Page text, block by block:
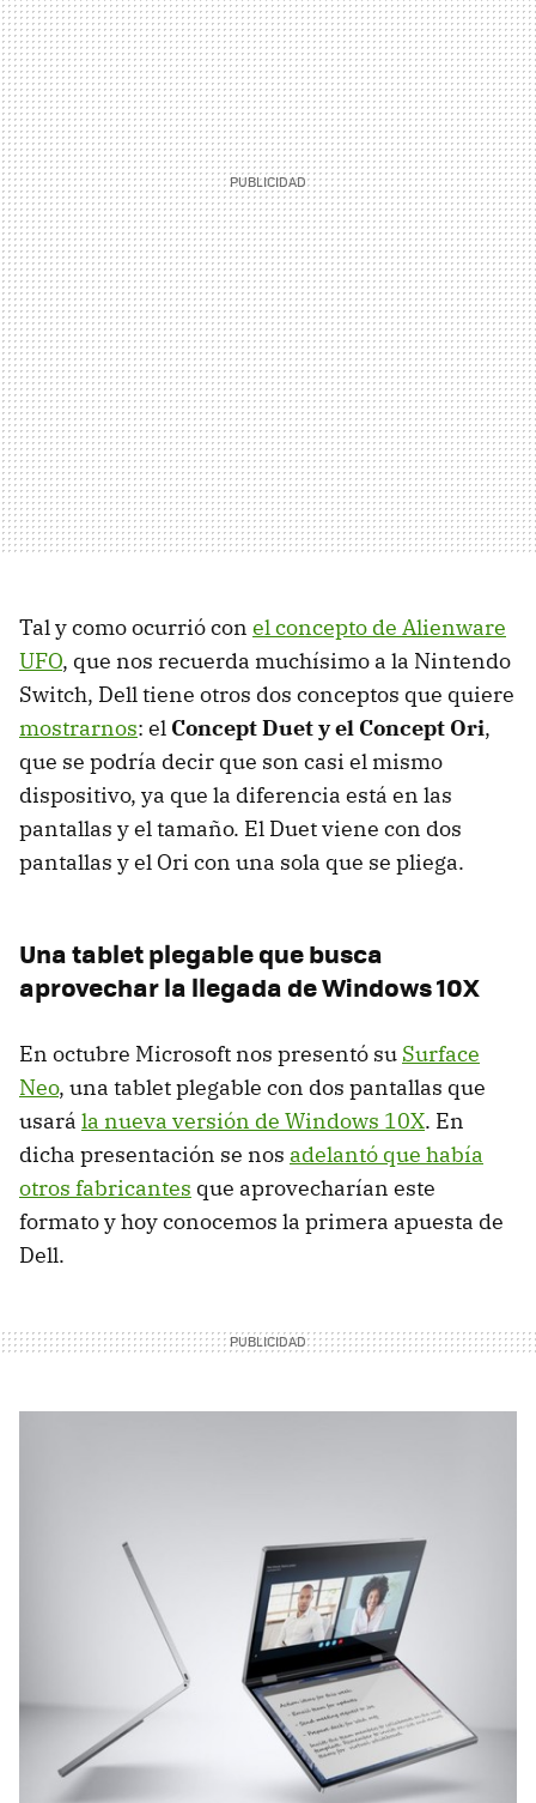
Tal y como ocurrió con el concepto de Alienware
UFO, que nos recuerda muchísimo a la Nintendo
Switch, Dell tiene otros dos conceptos que quiere
mostrarnos: el Concept Duet y el Concept Ori,
que se podría decir que son casi el mismo
dispositivo, ya que la diferencia está en las
pantallas y el tamaño. El Duet viene con dos
pantallas y el Ori con una sola que se pliega.
Una tablet plegable que busca
aprovechar la llegada de Windows 10X
En octubre Microsoft nos presentó su Surface
Neo, una tablet plegable con dos pantallas que
usará la nueva versión de Windows 10X. En
dicha presentación se nos adelantó que había
otros fabricantes que aprovecharían este
formato y hoy conocemos la primera apuesta de
Dell.